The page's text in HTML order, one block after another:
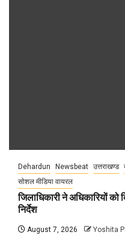
Dehardun Newsbeat उत्तराखण्ड
सोशल मीडिया वायरल
जिलाधिकारी ने अधिकारियों
निर्देश
August 7, 2026 Yoshita